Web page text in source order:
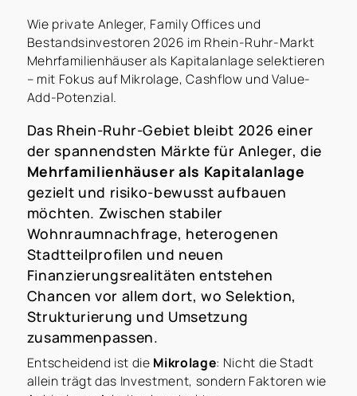
Wie private Anleger, Family Offices und
Bestandsinvestoren 2026 im Rhein-Ruhr-Markt
Mehrfamilienhäuser als Kapitalanlage selektieren
– mit Fokus auf Mikrolage, Cashflow und Value-
Add-Potenzial.
Das Rhein-Ruhr-Gebiet bleibt 2026 einer
der spannendsten Märkte für Anleger, die
Mehrfamilienhäuser als Kapitalanlage
gezielt und risiko-bewusst aufbauen
möchten. Zwischen stabiler
Wohnraumnachfrage, heterogenen
Stadtteilprofilen und neuen
Finanzierungsrealitäten entstehen
Chancen vor allem dort, wo Selektion,
Strukturierung und Umsetzung
zusammenpassen.
Entscheidend ist die Mikrolage: Nicht die Stadt
allein trägt das Investment, sondern Faktoren wie